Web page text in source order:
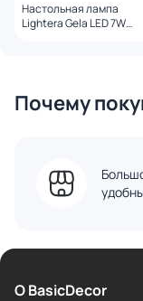
Настольная лампа
Lightera Gela LED 7W
Почему
О BasicDecor